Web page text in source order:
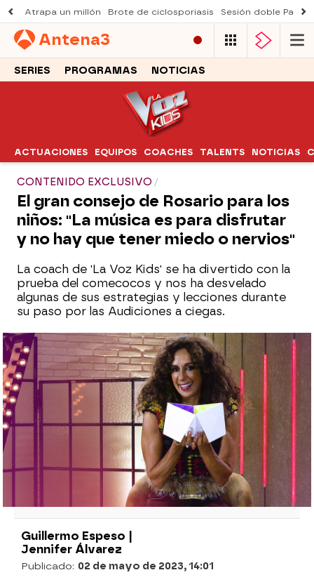
Atrapa un millón Brote de ciclosporiasis Sesión doble
Antena3
SERIES PROGRAMAS NOTICIAS
ACTUACIONES EQUIPOS COACHES TALENTS NOTICIAS
CONTENIDO EXCLUSIVO
El gran consejo de Rosario para los
niños: "La música es para disfrutar
y no hay que tener miedo o nervios"
La coach de 'La Voz Kids' se ha divertido con la
prueba del comecocos y nos ha desvelado
algunas de sus estrategias y lecciones durante
su paso por las Audiciones a ciegas.
La gran revelación de Sebastián Yatra en
el comecocos de 'La Voz Kids': "Mi ídolo
era Álex Ubago"
Aitana juega con el comecocos de ‘La
Voz Kids’: "Creo que bloquearé más a
Sebas"
Guillermo Espeso |
Jennifer Álvarez
Publicado: 02 de mayo de 2023, 14:01